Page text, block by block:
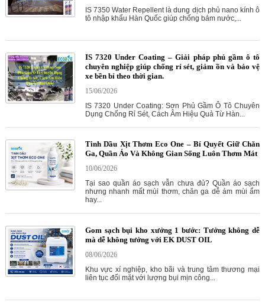
IS 7350 Water Repellent là dung dịch phủ nano kính ô
tô nhập khẩu Hàn Quốc giúp chống bám nước,...
IS 7320 Under Coating – Giải pháp phủ gầm ô tô
chuyên nghiệp giúp chống rỉ sét, giảm ồn và bảo vệ
xe bền bỉ theo thời gian.
15/06/2026
IS 7320 Under Coating: Sơn Phủ Gầm Ô Tô Chuyên
Dụng Chống Rỉ Sét, Cách Âm Hiệu Quả Từ Hàn...
Tinh Dầu Xịt Thơm Eco One – Bí Quyết Giữ Chăn
Ga, Quần Áo Và Không Gian Sống Luôn Thơm Mát
10/06/2026
Tại sao quần áo sạch vẫn chưa đủ? Quần áo sạch
nhưng nhanh mất mùi thơm, chăn ga dễ ám mùi ẩm
hay...
Gom sạch bụi kho xưởng 1 bước: Tưởng không dễ
mà dễ không tưởng với EK DUST OIL
08/06/2026
Khu vực xí nghiệp, kho bãi và trung tâm thương mại
liên tục đối mặt với lượng bụi mịn công...